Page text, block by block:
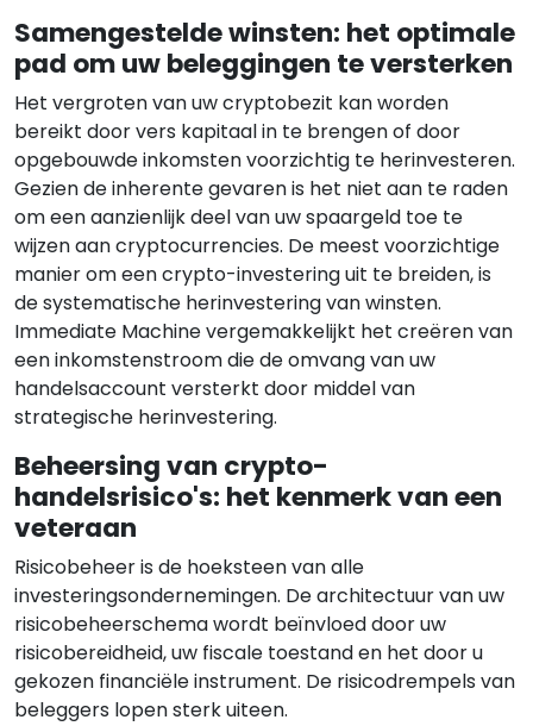
Samengestelde winsten: het optimale
pad om uw beleggingen te versterken
Het vergroten van uw cryptobezit kan worden
bereikt door vers kapitaal in te brengen of door
opgebouwde inkomsten voorzichtig te herinvesteren.
Gezien de inherente gevaren is het niet aan te raden
om een aanzienlijk deel van uw spaargeld toe te
wijzen aan cryptocurrencies. De meest voorzichtige
manier om een crypto-investering uit te breiden, is
de systematische herinvestering van winsten.
Immediate Machine vergemakkelijkt het creëren van
een inkomstenstroom die de omvang van uw
handelsaccount versterkt door middel van
strategische herinvestering.
Beheersing van crypto-
handelsrisico's: het kenmerk van een
veteraan
Risicobeheer is de hoeksteen van alle
investeringsondernemingen. De architectuur van uw
risicobeheerschema wordt beïnvloed door uw
risicobereidheid, uw fiscale toestand en het door u
gekozen financiële instrument. De risicodrempels van
beleggers lopen sterk uiteen.